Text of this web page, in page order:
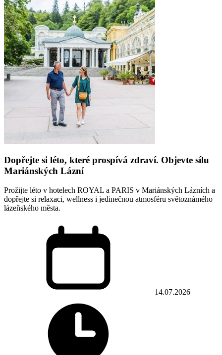
Dopřejte si léto, které prospívá zdraví. Objevte sílu
Mariánských Lázní
Prožijte léto v hotelech ROYAL a PARIS v Mariánských Lázních a
dopřejte si relaxaci, wellness i jedinečnou atmosféru světoznámého
lázeňského města.
14.07.2026